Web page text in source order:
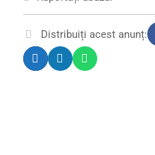
Distribuiți acest anunț: